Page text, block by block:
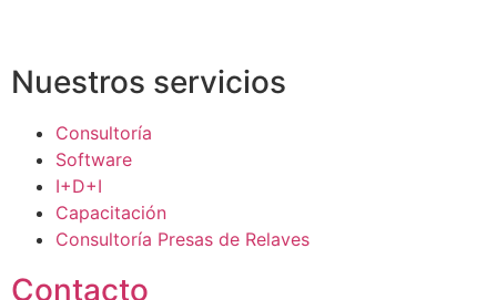
Nuestros servicios
Consultoría
Software
I+D+I
Capacitación
Consultoría Presas de Relaves
Contacto